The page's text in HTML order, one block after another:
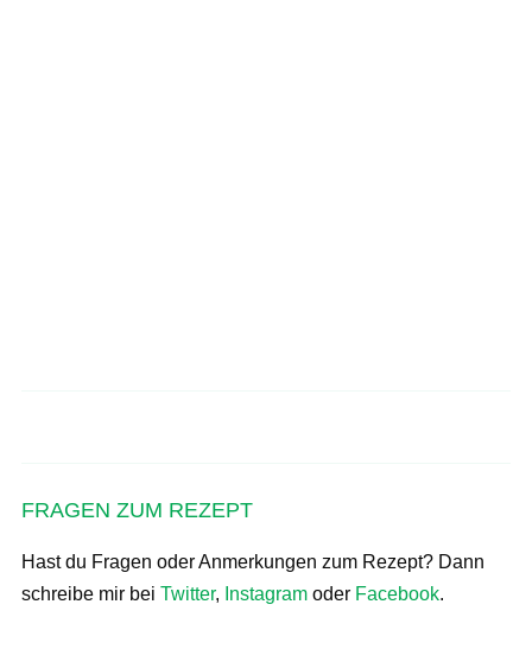
FRAGEN ZUM REZEPT
Hast du Fragen oder Anmerkungen zum Rezept? Dann
schreibe mir bei Twitter, Instagramoder Facebook.